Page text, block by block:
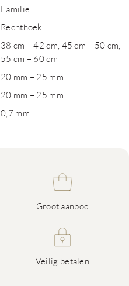
Familie
Rechthoek
38 cm – 42 cm, 45 cm – 50 cm,
55 cm – 60 cm
20 mm – 25 mm
20 mm – 25 mm
0,7 mm
Groot aanbod
Veilig betalen